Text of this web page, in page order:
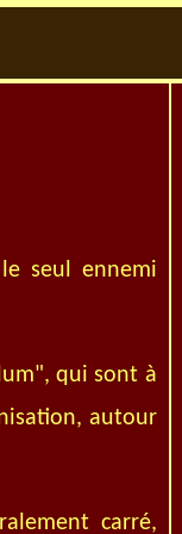
seul ennemi
qui sont à
autour
carré,